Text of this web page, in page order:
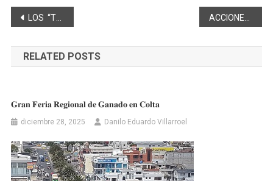
Navegación
de
entradas
LOS “TURCOS” DE RIOBAMBA: PRIMERA PARTE -Edwin Chávez Medina
RELATED POSTS
𝐆𝐫𝐚𝐧 𝐅𝐞𝐫𝐢𝐚 𝐑𝐞𝐠𝐢𝐨𝐧𝐚𝐥 𝐝𝐞 𝐆𝐚𝐧𝐚𝐝𝐨 𝐞𝐧 𝐂𝐨𝐥𝐭𝐚
diciembre 28, 2025 Danilo Eduardo Villarroel